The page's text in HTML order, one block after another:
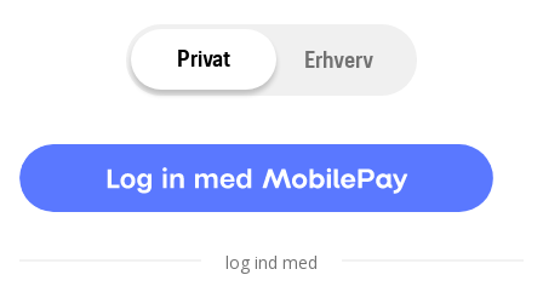
Privat Erhverv
log ind med